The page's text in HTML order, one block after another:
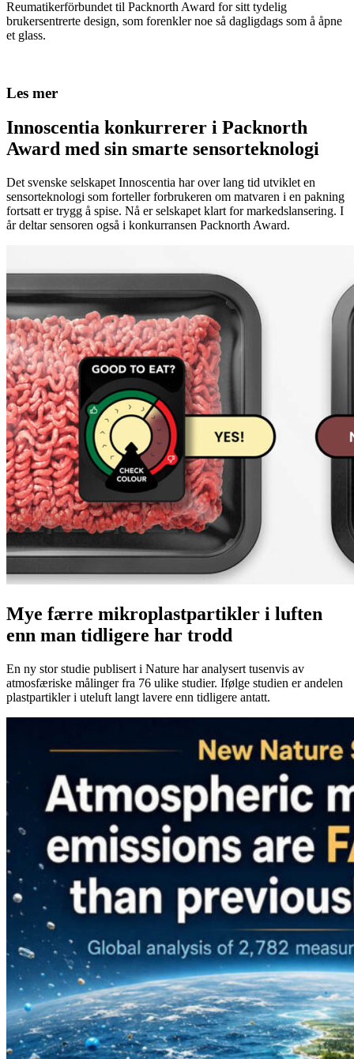
Reumatikerförbundet til Packnorth Award for sitt tydelig
brukersentrerte design, som forenkler noe så dagligdags som å åpne
et glass.
Les mer
Innoscentia konkurrerer i Packnorth
Award med sin smarte sensorteknologi
Det svenske selskapet Innoscentia har over lang tid utviklet en
sensorteknologi som forteller forbrukeren om matvaren i en pakning
fortsatt er trygg å spise. Nå er selskapet klart for markedslansering. I
år deltar sensoren også i konkurransen Packnorth Award.
Mye færre mikroplastpartikler i luften
enn man tidligere har trodd
En ny stor studie publisert i Nature har analysert tusenvis av
atmosfæriske målinger fra 76 ulike studier. Ifølge studien er andelen
plastpartikler i uteluft langt lavere enn tidligere antatt.